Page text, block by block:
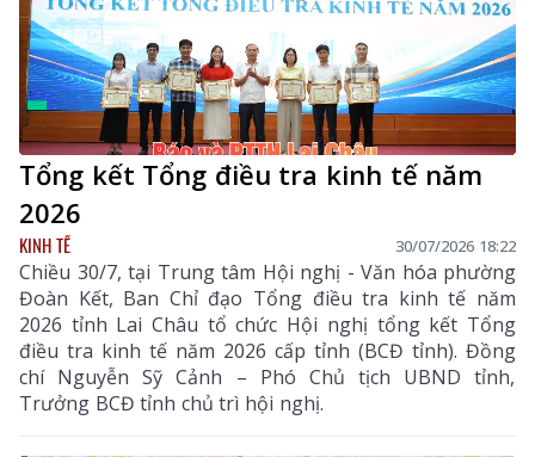
Tổng kết Tổng điều tra kinh tế năm
2026
KINH TẾ 30/07/2026 18:22
Chiều 30/7, tại Trung tâm Hội nghị - Văn hóa phường
Đoàn Kết, Ban Chỉ đạo Tổng điều tra kinh tế năm
2026 tỉnh Lai Châu tổ chức Hội nghị tổng kết Tổng
điều tra kinh tế năm 2026 cấp tỉnh (BCĐ tỉnh). Đồng
chí Nguyễn Sỹ Cảnh – Phó Chủ tịch UBND tỉnh,
Trưởng BCĐ tỉnh chủ trì hội nghị.